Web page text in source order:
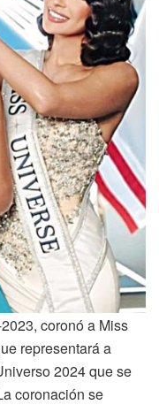
coronó a Miss
representará a
2024 que se
coronación se